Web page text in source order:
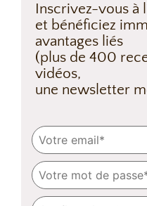
Inscrivez-vous à
et bénéficiez
avantages liés
(plus de 400
vidéos,
une newsletter